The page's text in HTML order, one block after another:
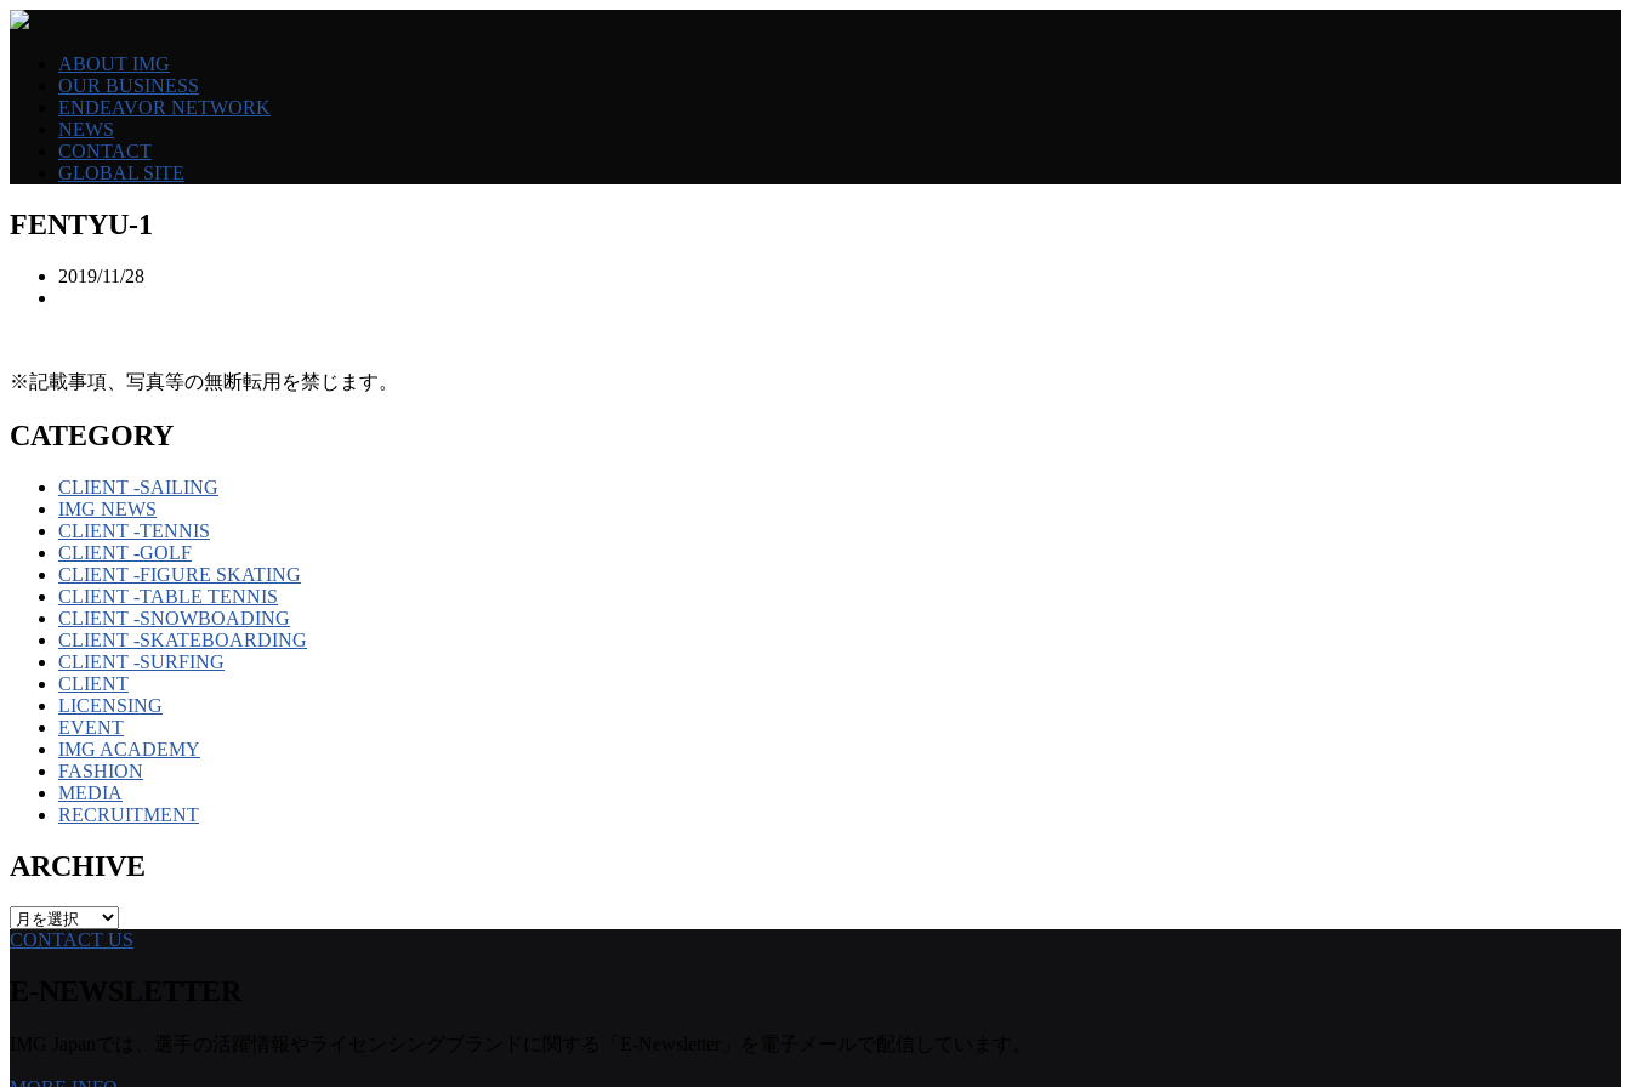
ABOUT IMG
OUR BUSINESS
ENDEAVOR NETWORK
NEWS
CONTACT
GLOBAL SITE
FENTYU-1
2019/11/28
※記載事項、写真等の無断転用を禁じます。
CATEGORY
CLIENT -SAILING
IMG NEWS
CLIENT -TENNIS
CLIENT -GOLF
CLIENT -FIGURE SKATING
CLIENT -TABLE TENNIS
CLIENT -SNOWBOADING
CLIENT -SKATEBOARDING
CLIENT -SURFING
CLIENT
LICENSING
EVENT
IMG ACADEMY
FASHION
MEDIA
RECRUITMENT
ARCHIVE
ARCHIVE
CONTACT US